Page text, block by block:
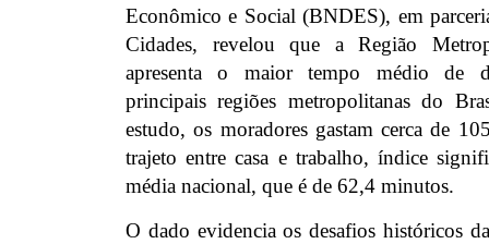
Econômico e Social (BNDES), em
Cidades, revelou que a Região
apresenta o maior tempo médio de
principais regiões metropolitanas do
estudo, os moradores gastam cerca de
trajeto entre casa e trabalho, índice
média nacional, que é de 62,4 minutos.
O dado evidencia os desafios históricos